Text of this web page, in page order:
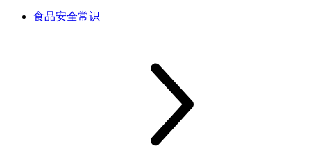
食品安全常识